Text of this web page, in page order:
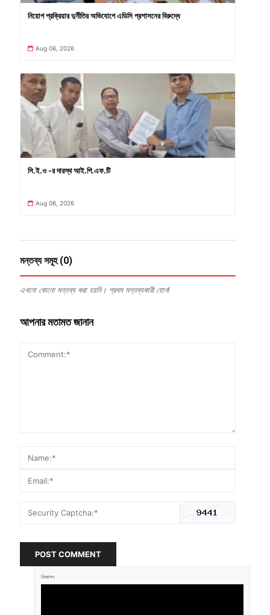
নিয়োগ প্রক্রিয়ার দুর্নীতির অভিযোগে এডিসি প্রশাসনের বিরুদ্ধে
Aug 06, 2026
সি.ই.ও -র দারস্থ আই.পি.এফ.টি
Aug 06, 2026
মন্তব্য সমূহ (0)
এখনো কোনো মন্তব্য করা হয়নি। প্রথম মন্তব্যকারী হোন!
আপনার মতামত জানান
POST COMMENT
বিজ্ঞাপন